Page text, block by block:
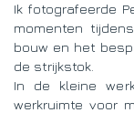
Ik fotografeerde
momenten
bouw en het
de strijkstok.
In de kleine
werkruimte voor